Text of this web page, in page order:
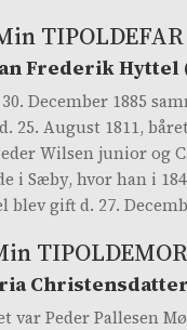
TIPOLDEFAR
Frederik Hyttel
December 1885
August 1811,
Wilsen junior og
i Sæby, hvor han i
blev gift d. 27.
TIPOLDEMOR
var Peder Pallesen